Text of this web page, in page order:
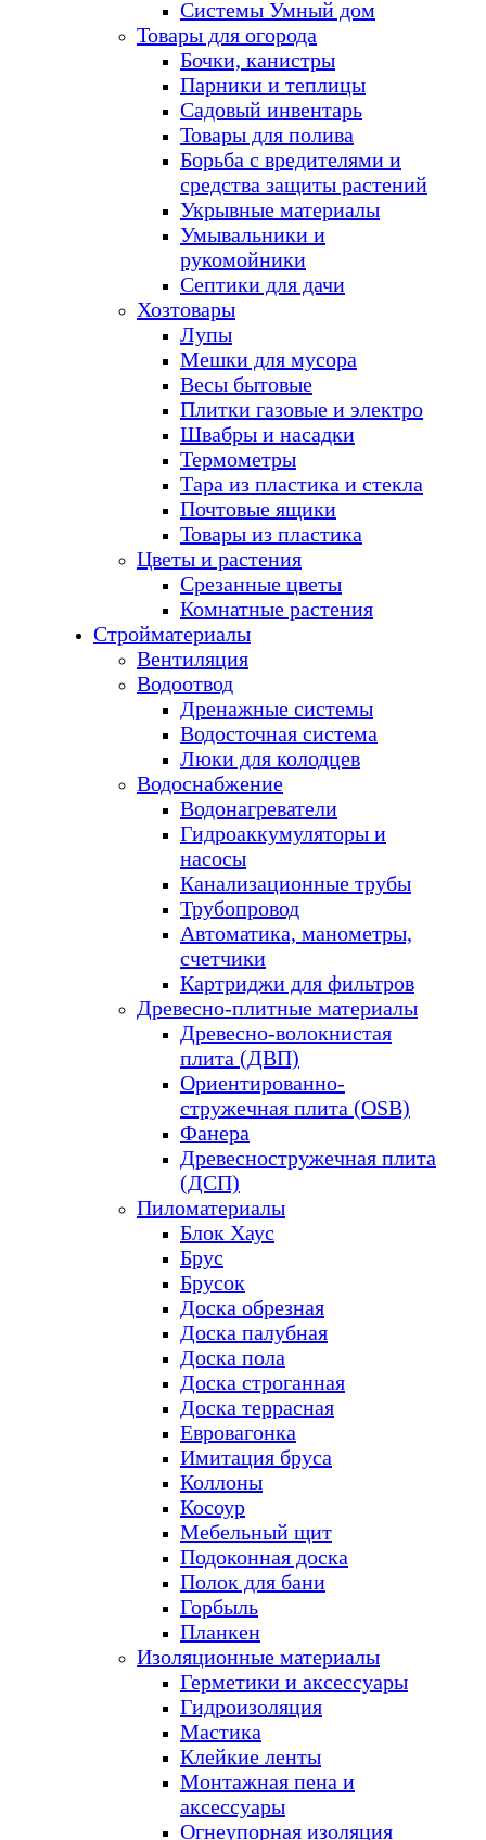
Системы Умный дом
Товары для огорода
Бочки, канистры
Парники и теплицы
Садовый инвентарь
Товары для полива
Борьба с вредителями и
средства защиты растений
Укрывные материалы
Умывальники и
рукомойники
Септики для дачи
Хозтовары
Лупы
Мешки для мусора
Весы бытовые
Плитки газовые и электро
Швабры и насадки
Термометры
Тара из пластика и стекла
Почтовые ящики
Товары из пластика
Цветы и растения
Срезанные цветы
Комнатные растения
Стройматериалы
Вентиляция
Водоотвод
Дренажные системы
Водосточная система
Люки для колодцев
Водоснабжение
Водонагреватели
Гидроаккумуляторы и
насосы
Канализационные трубы
Трубопровод
Автоматика, манометры,
счетчики
Картриджи для фильтров
Древесно-плитные материалы
Древесно-волокнистая
плита (ДВП)
Ориентированно-
стружечная плита (OSB)
Фанера
Древесностружечная плита
(ДСП)
Пиломатериалы
Блок Хаус
Брус
Брусок
Доска обрезная
Доска палубная
Доска пола
Доска строганная
Доска террасная
Евровагонка
Имитация бруса
Коллоны
Косоур
Мебельный щит
Подоконная доска
Полок для бани
Горбыль
Планкен
Изоляционные материалы
Герметики и аксессуары
Гидроизоляция
Мастика
Клейкие ленты
Монтажная пена и
аксессуары
Огнеупорная изоляция